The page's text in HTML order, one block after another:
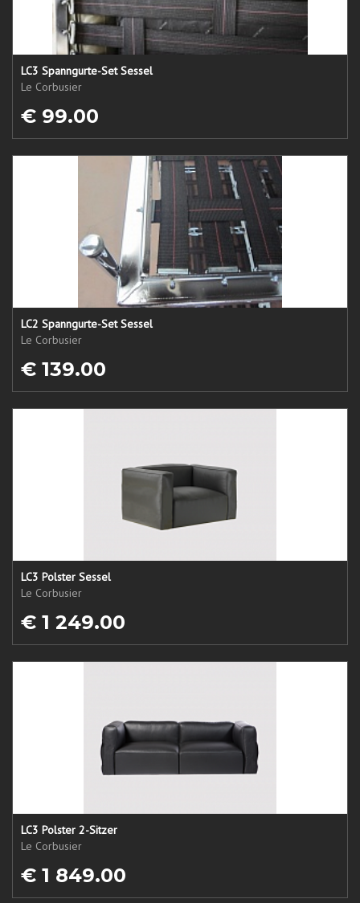
LC3 Spanngurte-Set Sessel
Le Corbusier
€ 99.00
LC2 Spanngurte-Set Sessel
Le Corbusier
€ 139.00
LC3 Polster Sessel
Le Corbusier
€ 1 249.00
LC3 Polster 2-Sitzer
Le Corbusier
€ 1 849.00